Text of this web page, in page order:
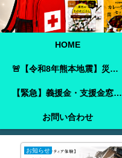
HOME
🚨【令和8年熊本地震】災害ボランティア参加ガイド｜事前登録・申し込み方法・ボランティア活動保険🚨
【緊急】義援金・支援金窓口のご案内
お問い合わせ
注意喚起